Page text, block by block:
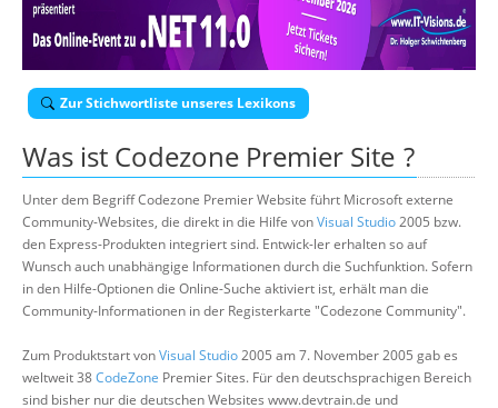
Offene Seminare
Wissen
Über uns
Zur Stichwortliste unseres Lexikons
Was ist Codezone Premier Site ?
Unter dem Begriff Codezone Premier Website führt Microsoft externe
Community-Websites, die direkt in die Hilfe vonVisual Studio2005 bzw.
den Express-Produkten integriert sind. Entwick-ler erhalten so auf
Wunsch auch unabhängige Informationen durch die Suchfunktion. Sofern
in den Hilfe-Optionen die Online-Suche aktiviert ist, erhält man die
Community-Informationen in der Registerkarte "Codezone Community".
Zum Produktstart vonVisual Studio2005 am 7. November 2005 gab es
weltweit 38CodeZone Premier Sites. Für den deutschsprachigen Bereich
sind bisher nur die deutschen Websites www.devtrain.de und